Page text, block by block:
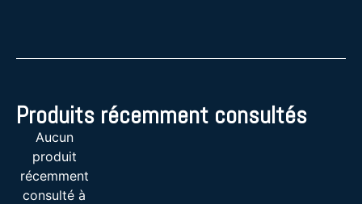
Produits récemment consultés
Aucun
produit
récemment
consulté à